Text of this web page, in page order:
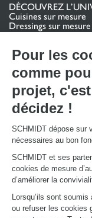
Pour les
comme
projet,
décidez !
SCHMIDT dépose sur
nécessaires au bon
SCHMIDT et ses
cookies de mesure
d’améliorer la
Lorsqu’ils sont
ou refuser les cookies
DÉCOUVREZ
Cuisines sur mesure
Dressings sur mesure
Meubles et
Schmidt pour les pros
VOTRE PROJET
Mon espace projet
Configurer en 3D
Nous contacter
Trouver mon magasin
Le club by Schmidt
PRENDRE
LIENS UTILES
Promotions
Fiches produits